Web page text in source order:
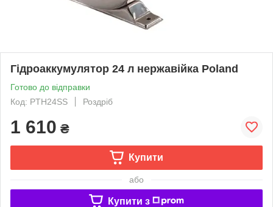
Гідроаккумулятор 24 л нержавійка Poland
Готово до відправки
Код: PTH24SS
Роздріб
1 610 ₴
Купити
або
Купити з